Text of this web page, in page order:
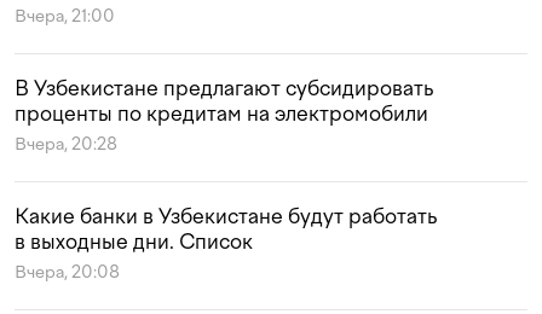
Вчера, 21:00
В Узбекистане предлагают субсидировать
проценты по кредитам на электромобили
Вчера, 20:28
Какие банки в Узбекистане будут работать
в выходные дни. Список
Вчера, 20:08